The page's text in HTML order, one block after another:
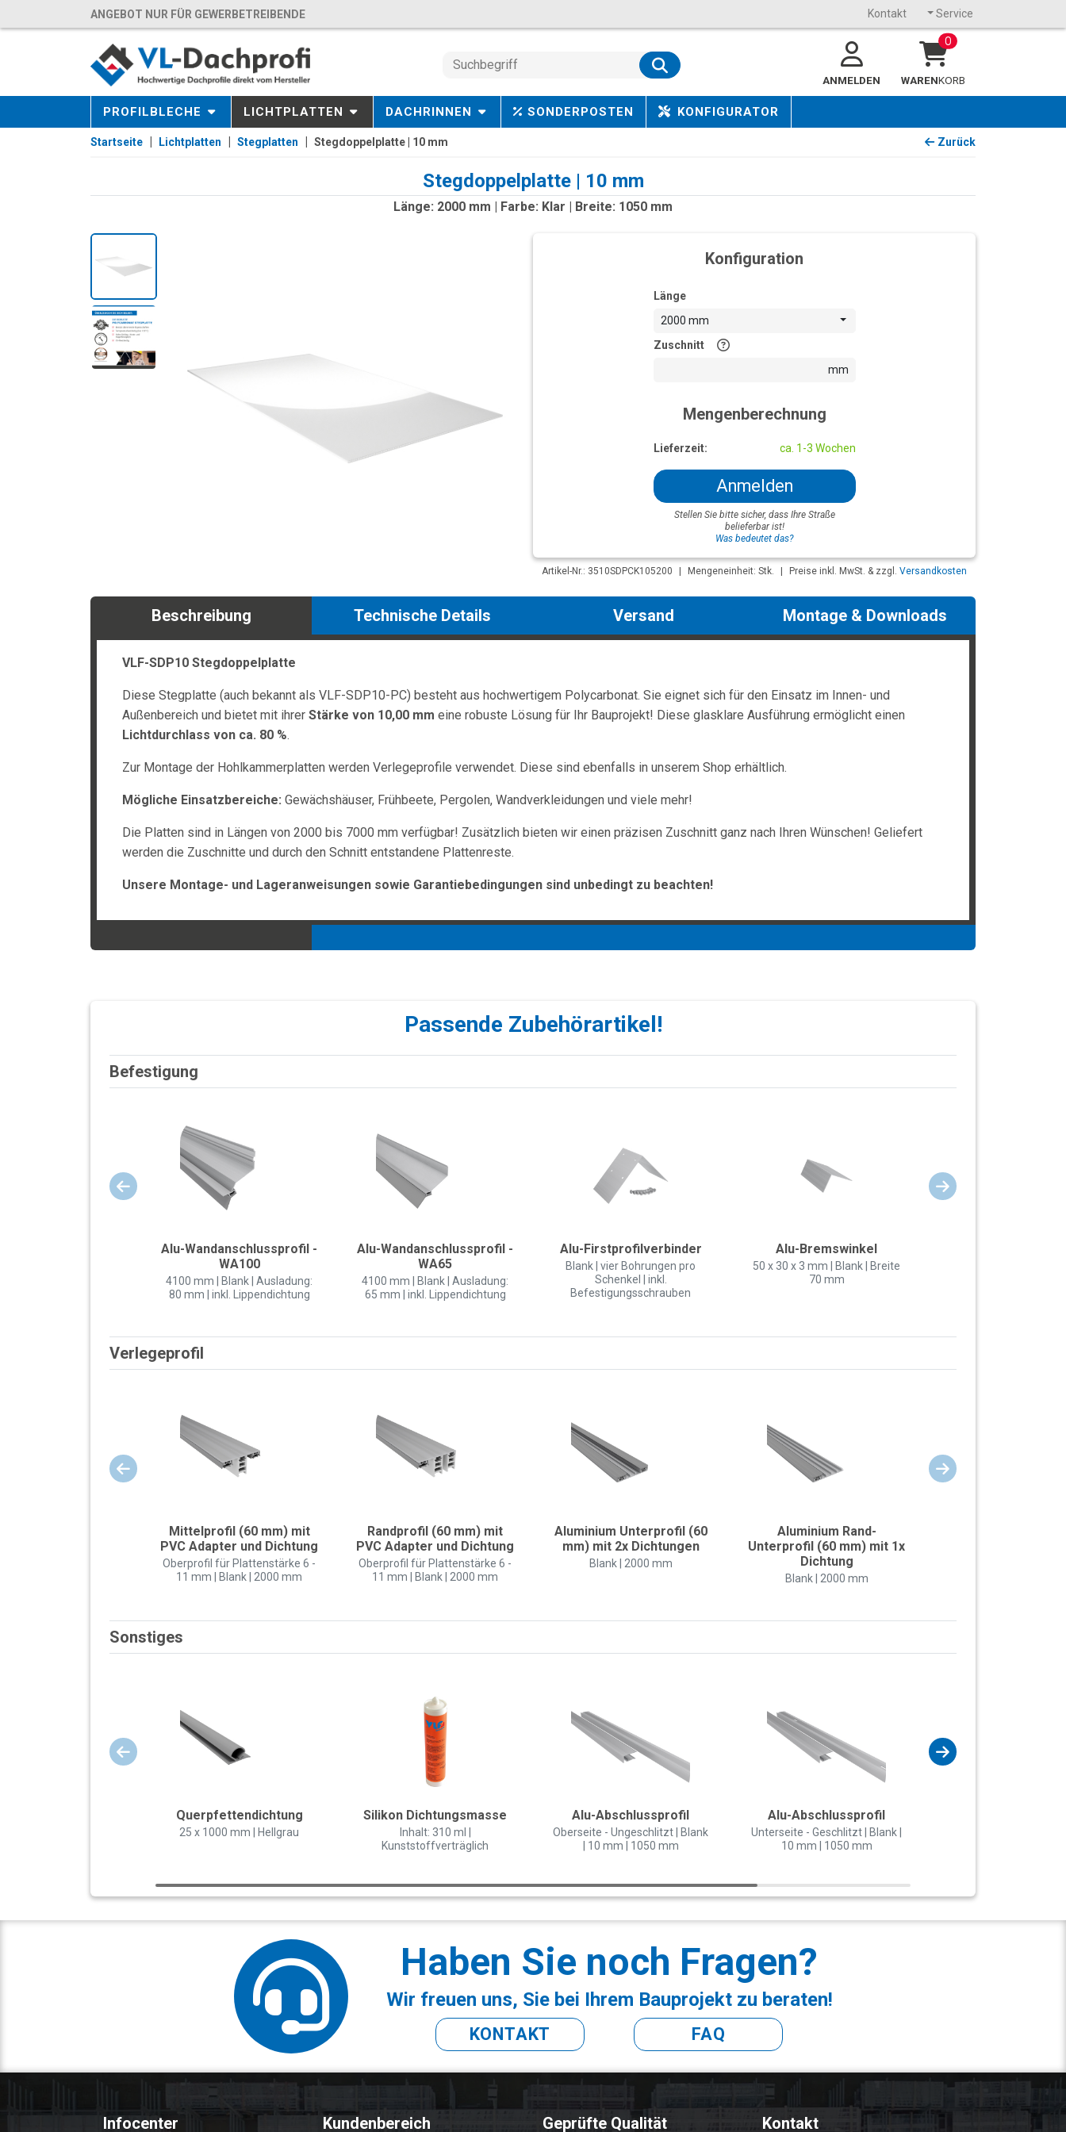
ANGEBOT NUR FÜR GEWERBETREIBENDE Kontakt Service
ANMELDEN
0
WARENKORB
PROFILBLECHE LICHTPLATTEN DACHRINNEN SONDERPOSTEN KONFIGURATOR
Startseite Lichtplatten Stegplatten Stegdoppelplatte | 10 mm Zurück
Stegdoppelplatte | 10 mm
Länge: 2000 mm | Farbe: Klar | Breite: 1050 mm
Konfiguration
Länge
2000 mm
Zuschnitt
mm
Mengenberechnung
Lieferzeit: ca. 1-3 Wochen
Anmelden
Stellen Sie bitte sicher, dass Ihre Straße
belieferbar ist!
Was bedeutet das?
Artikel-Nr.: 3510SDPCK105200 Mengeneinheit: Stk. Preise inkl. MwSt. & zzgl. Versandkosten
Beschreibung Technische Details Versand Montage & Downloads
VLF-SDP10 Stegdoppelplatte
Diese Stegplatte (auch bekannt als VLF-SDP10-PC) besteht aus hochwertigem Polycarbonat. Sie eignet sich für den Einsatz im Innen- und
Außenbereich und bietet mit ihrer Stärke von 10,00 mm eine robuste Lösung für Ihr Bauprojekt! Diese glasklare Ausführung ermöglicht einen
Lichtdurchlass von ca. 80 %.
Zur Montage der Hohlkammerplatten werden Verlegeprofile verwendet. Diese sind ebenfalls in unserem Shop erhältlich.
Mögliche Einsatzbereiche: Gewächshäuser, Frühbeete, Pergolen, Wandverkleidungen und viele mehr!
Die Platten sind in Längen von 2000 bis 7000 mm verfügbar! Zusätzlich bieten wir einen präzisen Zuschnitt ganz nach Ihren Wünschen! Geliefert
werden die Zuschnitte und durch den Schnitt entstandene Plattenreste.
Unsere Montage- und Lageranweisungen sowie Garantiebedingungen sind unbedingt zu beachten!
Passende Zubehörartikel!
Befestigung
Alu-Wandanschlussprofil -
WA100
4100 mm | Blank | Ausladung:
80 mm | inkl. Lippendichtung
Alu-Wandanschlussprofil -
WA65
4100 mm | Blank | Ausladung:
65 mm | inkl. Lippendichtung
Alu-Firstprofilverbinder
Blank | vier Bohrungen pro
Schenkel | inkl.
Befestigungsschrauben
Alu-Bremswinkel
50 x 30 x 3 mm | Blank | Breite
70 mm
Verlegeprofil
Mittelprofil (60 mm) mit
PVC Adapter und Dichtung
Oberprofil für Plattenstärke 6 -
11 mm | Blank | 2000 mm
Randprofil (60 mm) mit
PVC Adapter und Dichtung
Oberprofil für Plattenstärke 6 -
11 mm | Blank | 2000 mm
Aluminium Unterprofil (60
mm) mit 2x Dichtungen
Blank | 2000 mm
Aluminium Rand-
Unterprofil (60 mm) mit 1x
Dichtung
Blank | 2000 mm
Sonstiges
Querpfettendichtung
25 x 1000 mm | Hellgrau
Silikon Dichtungsmasse
Inhalt: 310 ml |
Kunststoffverträglich
Alu-Abschlussprofil
Oberseite - Ungeschlitzt | Blank
| 10 mm | 1050 mm
Alu-Abschlussprofil
Unterseite - Geschlitzt | Blank |
10 mm | 1050 mm
Haben Sie noch Fragen?
Wir freuen uns, Sie bei Ihrem Bauprojekt zu beraten!
KONTAKT FAQ
Infocenter Kundenbereich Geprüfte Qualität Kontakt